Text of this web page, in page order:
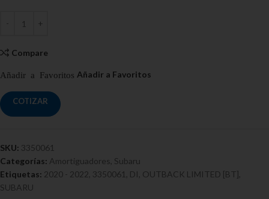
Compare
COTIZAR
SKU: 3350061
Categorías: Amortiguadores Subaru
Etiquetas: 2020 - 2022 3350061 DI OUTBACK LIMITED [BT]
SUBARU